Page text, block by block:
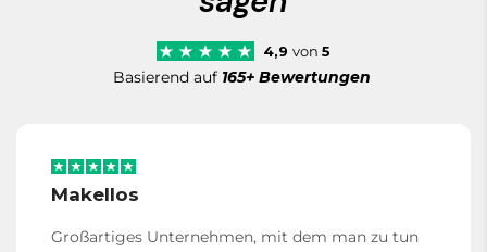
4,9 von 5
Basierend auf 165+ Bewertungen
Makellos
Großartiges Unternehmen, mit dem man zu tun